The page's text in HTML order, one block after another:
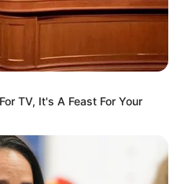
TV, It's A Feast For Your